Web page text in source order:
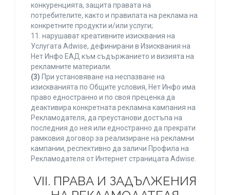
конкуренцията, защита правата на
потребителите, както и правилата на реклама на
конкретните продукти и/или услуги;
11. нарушават креативните изисквания на
Услугата Adwise, дефинирани в Изисквания на
Нет Инфо ЕАД към съдържанието и визията на
рекламните материали.
(3) При установяване на неспазване на
изискванията по Общите условия, Нет Инфо има
право едностранно и по своя преценка да
деактивира конкретната рекламна кампания на
Рекламодателя, да преустанови достъпа на
последния до нея или едностранно да прекрати
рамковия договор за реализиране на рекламни
кампании, респективно да заличи Профила на
Рекламодателя от Интернет страницата Adwise.
VII. ПРАВА И ЗАДЪЛЖЕНИЯ